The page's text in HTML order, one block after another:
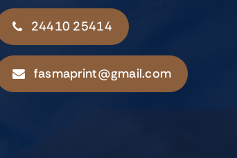
24410 25414
fasmaprint@gmail.com